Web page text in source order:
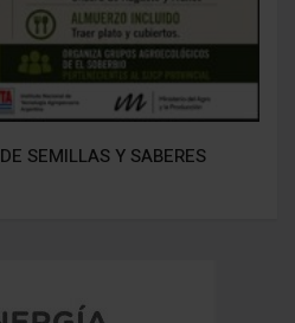
SEMILLAS Y SABERES